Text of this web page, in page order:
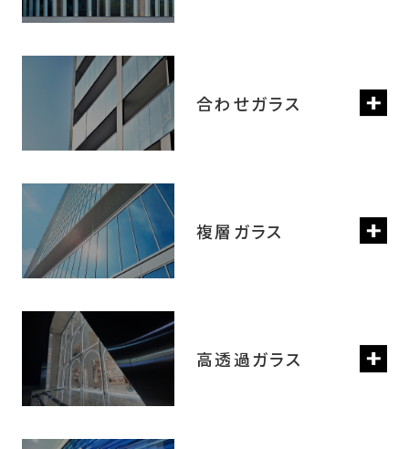
合わせガラス
複層ガラス
高透過ガラス